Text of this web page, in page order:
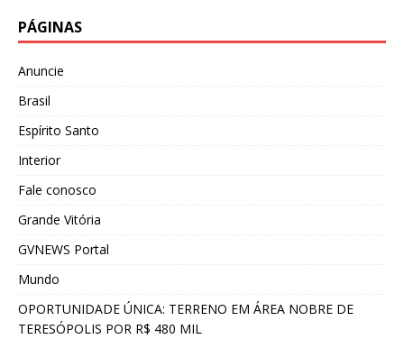
PÁGINAS
Anuncie
Brasil
Espírito Santo
Interior
Fale conosco
Grande Vitória
GVNEWS Portal
Mundo
OPORTUNIDADE ÚNICA: TERRENO EM ÁREA NOBRE DE
TERESÓPOLIS POR R$ 480 MIL